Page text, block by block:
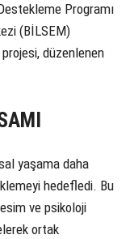
Programı
(BİLSEM)
düzenlenen
yaşama daha
hedefledi. Bu
ve psikoloji
ortak